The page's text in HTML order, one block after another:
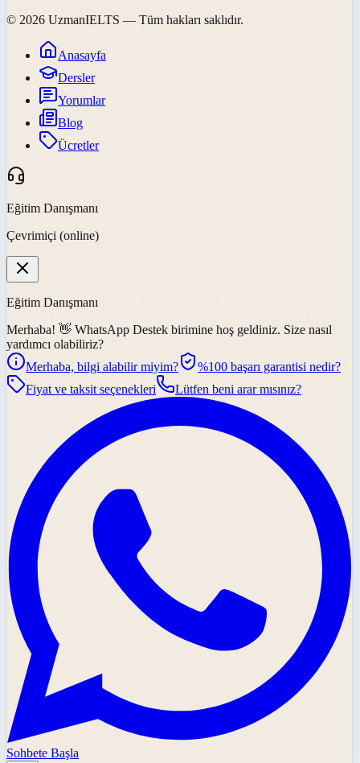
© 2026 UzmanIELTS — Tüm hakları saklıdır.
Anasayfa
Dersler
Yorumlar
Blog
Ücretler
Eğitim Danışmanı
Çevrimiçi (online)
Eğitim Danışmanı
Merhaba! 👋 WhatsApp Destek birimine hoş geldiniz. Size nasıl
yardımcı olabiliriz?
Merhaba, bilgi alabilir miyim?
%100 başarı garantisi nedir?
Fiyat ve taksit seçenekleri
Lütfen beni arar mısınız?
Sohbete Başla